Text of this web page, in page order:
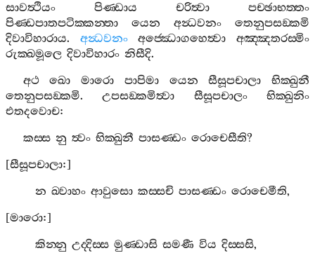
සාවත්‍ථියං
පිණ‍්ඩාය චරිත්‍වා
පච‍්ඡාභත‍්තං
පිණ‍්ඩපාතපටික‍්කන‍්තා
යෙන අන්‍ධවනං
තෙනුපසඞ‍්කමි
දිවාවිහාරාය. අන්‍ධවනං අජ‍්ඣොගහෙත්‍වා
අඤ‍්ඤතරස‍්මිං
රුක‍්ඛමූලෙ දිවාවිහාරං නිසීදි.
අථ
ඛො මාරො පාපිමා යෙන සීසූපචාලා
භික‍්ඛුනී
තෙනුපසඞ‍්කමි.උපසඞ‍්කමිත්‍වා සීසූපචාලං
භික‍්ඛුනිං
එතදවොච:
කස‍්ස නු ත්‍වං භික‍්ඛුනී පාසණ‍්ඩං රොචෙසීති?
[සීසූපචාලා:]
න ඛ‍්වාහං ආවුසො කස‍්සචි පාසණ‍්ඩං රොචෙමීති,
[මාරො:]
කින‍්නු උද‍්දිස‍්ස මුණ‍්ඩාසි සමණී විය දිස‍්සසි,